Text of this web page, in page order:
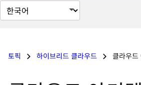
페
이
어토픽 하이브리드 클라우드 클라우드